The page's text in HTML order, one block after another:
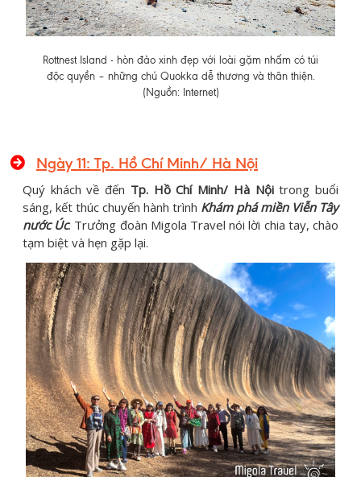
Rottnest Island - hòn đảo xinh đẹp với loài gặm nhấm có túi
độc quyền – những chú Quokka dễ thương và thân thiện.
(Nguồn: Internet)
Ngày 11: Tp. Hồ Chí Minh/ Hà Nội
Quý khách về đến Tp. Hồ Chí Minh/ Hà Nộitrong buổi
sáng, kết thúc chuyến hành trình Khám phá miền Viễn Tây
nước Úc. Trưởng đoàn Migola Travel nói lời chia tay, chào
tạm biệt và hẹn gặp lại.